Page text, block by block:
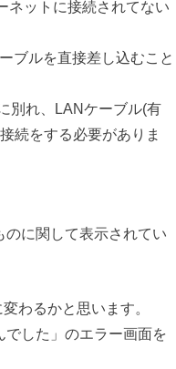
ネットに接続されてない
ブルを直接差し込むこと
別れ、LANケーブル(有
続をする必要がありま
に関して表示されてい
わるかと思います。
した」のエラー画面を